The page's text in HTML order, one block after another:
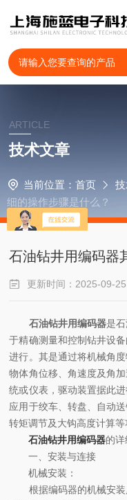
ARTICLE
技术文章
当前位置： 首页
细的操作步骤是什么？
石油钻井用编码器
更新时间：2025-09-25
石油钻井用编码器是
于精确测量和控制钻井设
进行。其是通过将机械角
物体角位移、角速度及角
统或仪表，驱动装置据此
应用于绞车、转盘、自动
转矩调节及大钩高度计算等
石油钻井用编码器的详
一、安装与连接
机械安装：
根据编码器的机械安装